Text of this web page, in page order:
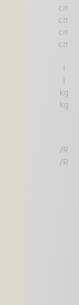
cm
cm
cm
cm
l
l
kg
kg
/R
/R